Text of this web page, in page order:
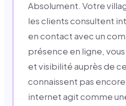
Absolument. Votre
les clients consultent
en contact avec un
présence en ligne,
et visibilité auprès de
connaissent pas
internet agit comme